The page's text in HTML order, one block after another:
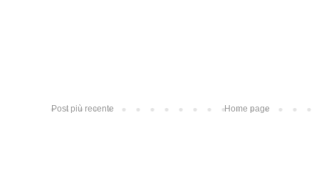
Post più recente Home page